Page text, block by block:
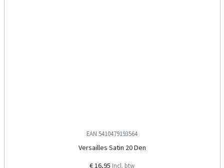
EAN 5410479193564
Versailles Satin 20 Den
€ 16,95 Incl. btw